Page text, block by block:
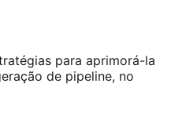
para aprimorá-la
de pipeline, no